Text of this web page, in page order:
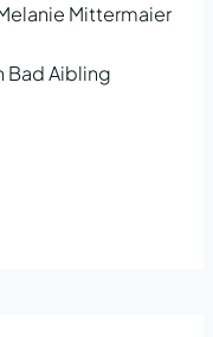
Mittermaier
Bad Aibling